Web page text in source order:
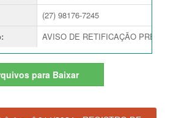
(27) 98176-7245
: AVISO DE RETIFICAÇÃO PREGÃO
para Baixar